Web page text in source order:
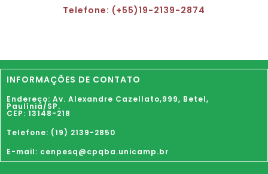
Telefone: (+55)19-2139-2874
INFORMAÇÕES DE CONTATO
Endereço: Av. Alexandre Cazellato,999, Betel,
Paulínia/SP.
CEP: 13148-218
Telefone: (19) 2139-2850
E-mail: cenpesq@cpqba.unicamp.br